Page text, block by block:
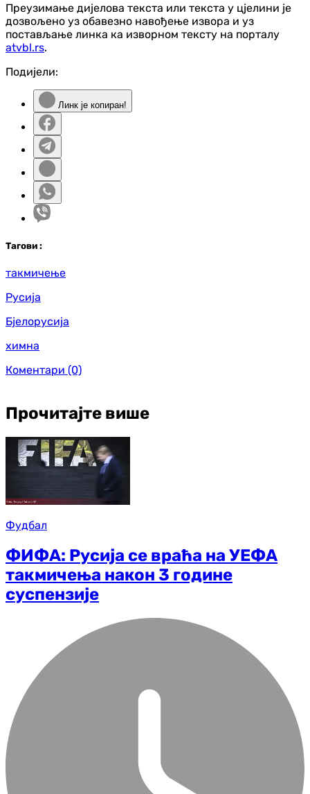
Преузимање дијелова текста или текста у цјелини је
дозвољено уз обавезно навођење извора и уз
постављање линка ка изворном тексту на порталу
atvbl.rs.
Подијели:
Линк је копиран!
Тагови :
такмичење
Русија
Бјелорусија
химна
Коментари (0)
Прочитајте више
Фудбал
ФИФА: Русија се враћа на УЕФА
такмичења након 3 године
суспензије